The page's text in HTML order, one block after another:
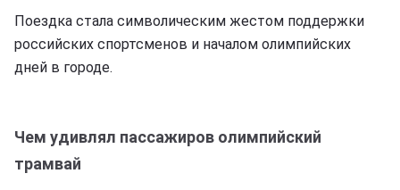
Поездка стала символическим жестом поддержки
российских спортсменов и началом олимпийских
дней в городе.
Чем удивлял пассажиров олимпийский
трамвай